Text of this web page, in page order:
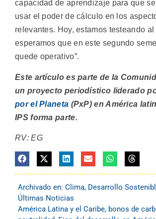
capacidad de aprendizaje para que
usar el poder de cálculo en los
relevantes. Hoy, estamos testeando
esperamos que en este segundo
quede operativo”.
Este artículo es parte de la
un proyecto periodístico liderado
por el Planeta (PxP) en América
IPS forma parte.
RV: EG
Archivado en: Clima, Desarrollo
Últimas Noticias
América Latina y el Caribe, bonos de